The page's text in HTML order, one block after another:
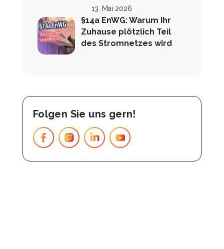
§14a EnWG: Warum Ihr
Zuhause plötzlich Teil
des Stromnetzes wird
13. Mai 2026
Folgen Sie uns gern!